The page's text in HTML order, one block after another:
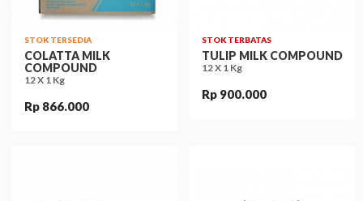
STOK TERSEDIA
COLATTA MILK
COMPOUND
12 X 1 Kg
Rp 866.000
STOK TERBATAS
TULIP MILK COMPOUND
12 X 1 Kg
Rp 900.000